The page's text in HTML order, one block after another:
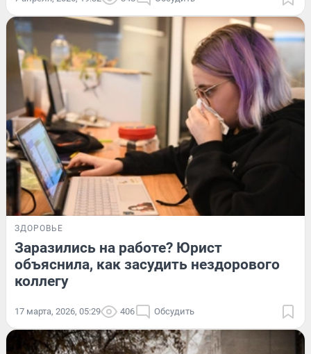
ЗДОРОВЬЕ
Заразились на работе? Юрист
объяснила, как засудить нездорового
коллегу
17 марта, 2026, 05:29 406 Обсудить